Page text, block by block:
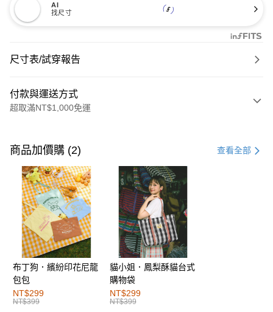
AI
找尺寸
尺寸表/試穿報告
付款與運送方式
超取滿NT$1,000免運
信用卡一次付款
購物金
超商取貨付款
LINE Pay
街口支付
運送方式
全家取貨付款
每筆NT$60，滿NT$1,000(含以上)免運費
商品加價購 (2) 查看全部
布丁狗．繽紛印花尼龍
包包
NT$299
NT$399
貓小姐．鳳梨酥貓台式
購物袋
NT$299
NT$399